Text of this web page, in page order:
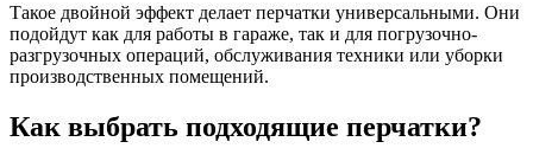
Такое двойной эффект делает перчатки универсальными. Они
подойдут как для работы в гараже, так и для погрузочно-
разгрузочных операций, обслуживания техники или уборки
производственных помещений.
Как выбрать подходящие перчатки?